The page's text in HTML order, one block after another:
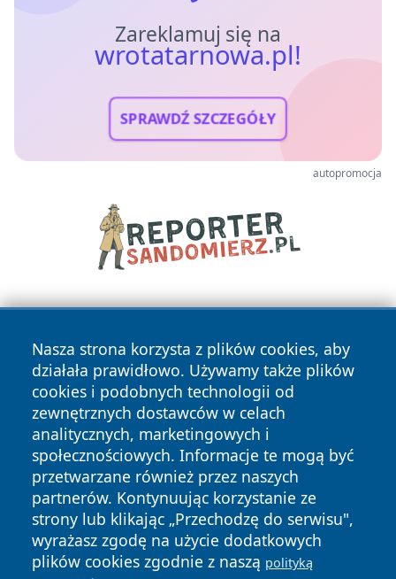
Zareklamuj się na
wrotatarnowa.pl!
SPRAWDŹ SZCZEGÓŁY
autopromocja
Nasza strona korzysta z plików cookies, aby
działała prawidłowo. Używamy także plików
cookies i podobnych technologii od
zewnętrznych dostawców w celach
analitycznych, marketingowych i
społecznościowych. Informacje te mogą być
przetwarzane również przez naszych
partnerów. Kontynuując korzystanie ze
strony lub klikając „Przechodzę do serwisu",
wyrażasz zgodę na użycie dodatkowych
plików cookies zgodnie z naszą polityką
Copyright © 2026 wrotatarnowa.pl Wszystkie prawa
zastrzeżone.
News Autorzy
Polityka
Prywatności
Polityka
Cookies